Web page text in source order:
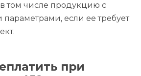
в том числе продукцию с
если ее требует
при